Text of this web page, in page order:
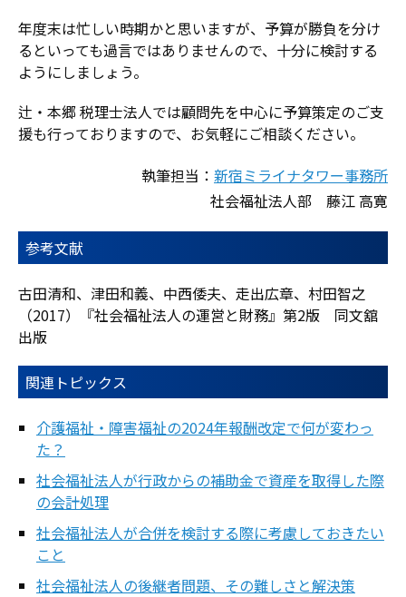
年度末は忙しい時期かと思いますが、予算が勝負を分け
るといっても過言ではありませんので、十分に検討する
ようにしましょう。
辻・本郷 税理士法人では顧問先を中心に予算策定のご支
援も行っておりますので、お気軽にご相談ください。
執筆担当： 新宿ミライナタワー事務所
社会福祉法人部 藤江 高寛
参考文献
古田清和、津田和義、中西倭夫、走出広章、村田智之
（2017）『社会福祉法人の運営と財務』第2版 同文舘
出版
関連トピックス
介護福祉・障害福祉の2024年報酬改定で何が変わっ
た？
社会福祉法人が行政からの補助金で資産を取得した際
の会計処理
社会福祉法人が合併を検討する際に考慮しておきたい
こと
社会福祉法人の後継者問題、その難しさと解決策